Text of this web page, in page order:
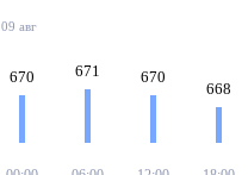
09 авг
670 671 670
668